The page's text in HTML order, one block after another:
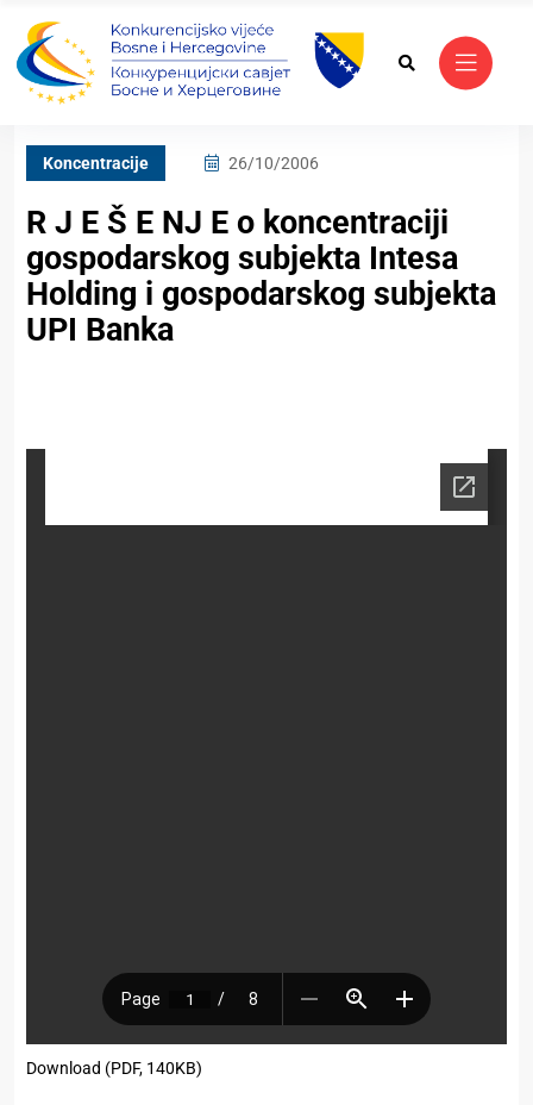
Koncentracije 26/10/2006
R J E Š E NJ E o koncentraciji
gospodarskog subjekta Intesa
Holding i gospodarskog subjekta
UPI Banka
Download (PDF, 140KB)